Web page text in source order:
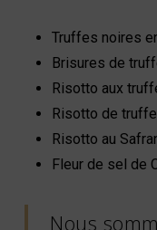
Truffes noires
Brisures de
Risotto aux
Risotto de
Risotto au
Fleur de sel de
Nous